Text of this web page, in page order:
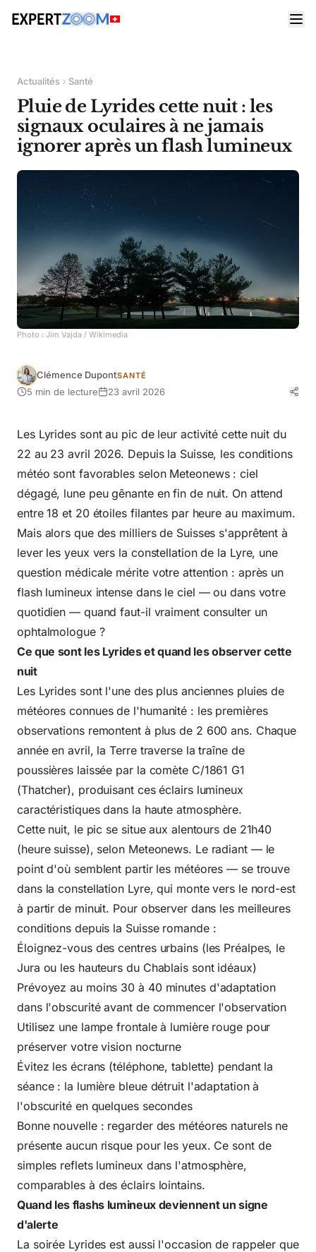
Actualités Santé
Pluie de Lyrides cette nuit : les
signaux oculaires à ne jamais
ignorer après un flash lumineux
Photo : Jim Vajda / Wikimedia
Clémence DupontSANTÉ
5 min de lecture 23 avril 2026
Les Lyrides sont au pic de leur activité cette nuit du
22 au 23 avril 2026. Depuis la Suisse, les conditions
météo sont favorables selon Meteonews : ciel
dégagé, lune peu gênante en fin de nuit. On attend
entre 18 et 20 étoiles filantes par heure au maximum.
Mais alors que des milliers de Suisses s'apprêtent à
lever les yeux vers la constellation de la Lyre, une
question médicale mérite votre attention : après un
flash lumineux intense dans le ciel — ou dans votre
quotidien — quand faut-il vraiment consulter un
ophtalmologue ?
Ce que sont les Lyrides et quand les observer cette
nuit
Les Lyrides sont l'une des plus anciennes pluies de
météores connues de l'humanité : les premières
observations remontent à plus de 2 600 ans. Chaque
année en avril, la Terre traverse la traîne de
poussières laissée par la comète C/1861 G1
(Thatcher), produisant ces éclairs lumineux
caractéristiques dans la haute atmosphère.
Cette nuit, le pic se situe aux alentours de 21h40
(heure suisse), selon Meteonews. Le radiant — le
point d'où semblent partir les météores — se trouve
dans la constellation Lyre, qui monte vers le nord-est
à partir de minuit. Pour observer dans les meilleures
conditions depuis la Suisse romande :
Éloignez-vous des centres urbains (les Préalpes, le
Jura ou les hauteurs du Chablais sont idéaux)
Prévoyez au moins 30 à 40 minutes d'adaptation
dans l'obscurité avant de commencer l'observation
Utilisez une lampe frontale à lumière rouge pour
préserver votre vision nocturne
Évitez les écrans (téléphone, tablette) pendant la
séance : la lumière bleue détruit l'adaptation à
l'obscurité en quelques secondes
Bonne nouvelle : regarder des météores naturels ne
présente aucun risque pour les yeux. Ce sont de
simples reflets lumineux dans l'atmosphère,
comparables à des éclairs lointains.
Quand les flashs lumineux deviennent un signe
d'alerte
La soirée Lyrides est aussi l'occasion de rappeler que